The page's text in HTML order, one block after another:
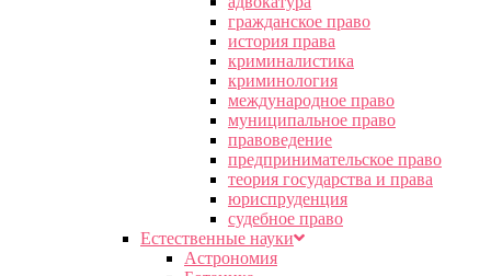
гражданское право
история права
криминалистика
криминология
международное право
муниципальное право
правоведение
предпринимательское право
теория государства и права
юриспруденция
судебное право
Естественные науки
Астрономия